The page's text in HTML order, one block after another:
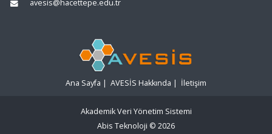
avesis@hacettepe.edu.tr
Ana Sayfa | AVESİS Hakkında | İletişim
Akademik Veri Yönetim Sistemi
Abis Teknoloji © 2026